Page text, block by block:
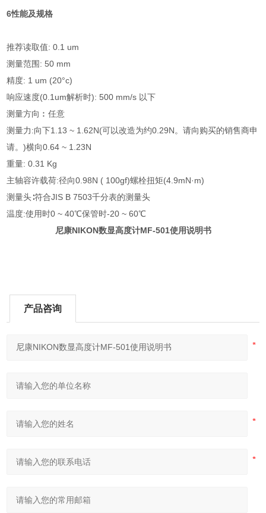
6性能及规格
推荐读取值: 0.1 um
测量范围: 50 mm
精度: 1 um (20°c)
响应速度(0.1um解析时): 500 mm/s 以下
测量方向︰任意
测量力:向下1.13 ~ 1.62N(可以改造为约0.29N。请向购买的销售商申
请。)横向0.64 ~ 1.23N
重量: 0.31 Kg
主轴容许载荷:径向0.98N ( 100gf)螺栓扭矩(4.9mN·m)
测量头∶符合JIS B 7503千分表的测量头
温度:使用时0 ~ 40℃保管时-20 ~ 60℃
尼康NIKON数显高度计MF-501使用说明书
产品咨询